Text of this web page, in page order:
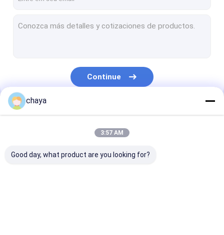
Equipamento de proteção pessoal do PPE
Otoscope video de Digitas
micro pena do derma
Continue
Nossas Categorias
chaya
3:57 AM
Good day, what product are you looking for?